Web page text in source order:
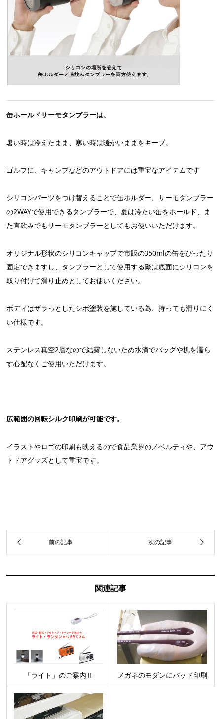
缶ホールドサーモタンブラーは、
暑い時は冷えたまま、寒い時は暖かいままをキープ。
ゴルフに、キャンプなどのアウトドアには重宝なアイテムです
シリコンパーツをつけ替えることで缶ホルダー、サーモタンブラー
の2WAYで使用できるタンブラーで、夏は冷たい缶をホールド、ま
た直飲みでもサーモタンブラーとしてもお使いいただけます。
オリジナル形状のシリコンキャップで市販の350mlの缶をぴったり
固定できますし、タンブラーとして使用する際は底面にシリコンを
取り付けて滑り止めとしてお使いください。
ボディはザラっとしたシボ塗装を施している為、持っても滑りにく
い仕様です。
ステンレス真空2層なので結露しないため水滴でバッグや机を濡ら
す心配なくご使用いただけます。
広範囲の回転シルク印刷が可能です。
イラストやロゴの印刷も映えるので食品業界のノベルティや、アウ
トドアグッズとして重宝です。
関連記事
「ライト」のご案内Ⅱ メガネのモダンにパッド印刷